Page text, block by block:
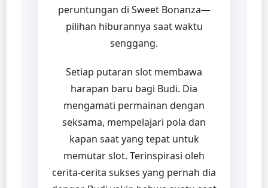
peruntungan di Sweet Bonanza—
pilihan hiburannya saat waktu
senggang.
Setiap putaran slot membawa
harapan baru bagi Budi. Dia
mengamati permainan dengan
seksama, mempelajari pola dan
kapan saat yang tepat untuk
memutar slot. Terinspirasi oleh
cerita-cerita sukses yang pernah dia